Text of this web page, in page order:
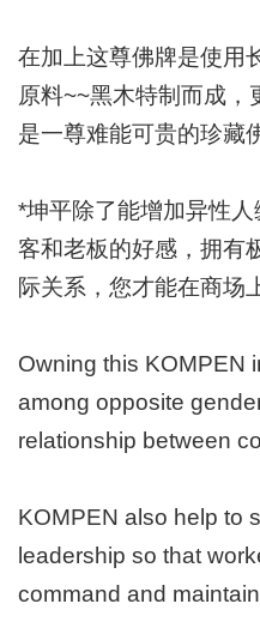
在加上这尊佛牌是使用
原料~~黑木特制而成，
是一尊难能可贵的珍藏
*坤平除了能增加异性
客和老板的好感， 拥有
际关系，您才能在商场
Owning this KOMPEN
among opposite
relationship between
KOMPEN also help to
leadership so that
command and